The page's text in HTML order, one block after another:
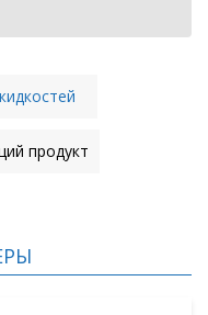
продукт